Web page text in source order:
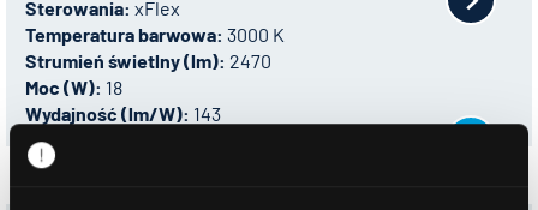
Sterowania: xFlex
Temperatura barwowa: 3000 K
Strumień świetlny (lm): 2470
Moc (W): 18
Wydajność (lm/W): 143